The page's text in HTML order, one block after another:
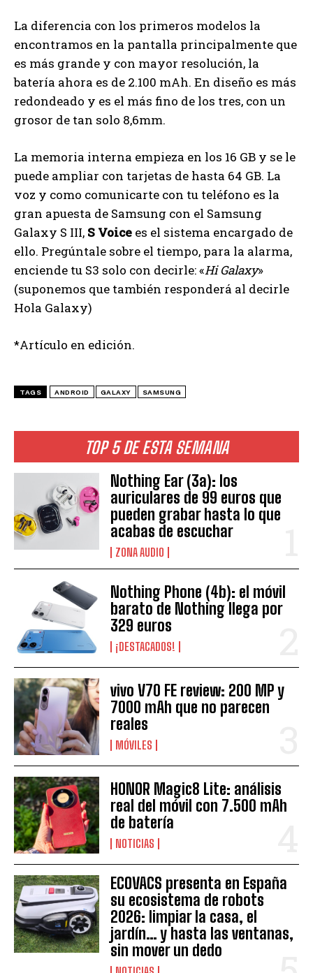
TOP 5 DE ESTA SEMANA
Nothing Ear (3a): los
auriculares de 99 euros que
pueden grabar hasta lo que
acabas de escuchar
ZONA AUDIO
Nothing Phone (4b): el móvil
barato de Nothing llega por
329 euros
¡DESTACADOS!
vivo V70 FE review: 200 MP y
7000 mAh que no parecen
reales
MÓVILES
HONOR Magic8 Lite: análisis
real del móvil con 7.500 mAh
de batería
NOTICIAS
ECOVACS presenta en España
su ecosistema de robots
2026: limpiar la casa, el
jardín… y hasta las ventanas,
sin mover un dedo
La diferencia con los primeros modelos la
encontramos en la pantalla principalmente que
es más grande y con mayor resolución, la
batería ahora es de 2.100 mAh. En diseño es más
redondeado y es el más fino de los tres, con un
grosor de tan solo 8,6mm.
La memoria interna empieza en los 16 GB y se le
puede ampliar con tarjetas de hasta 64 GB. La
voz y como comunicarte con tu teléfono es la
gran apuesta de Samsung con el Samsung
Galaxy S III, S Voice es el sistema encargado de
ello. Pregúntale sobre el tiempo, para la alarma,
enciende tu S3 solo con decirle: «Hi Galaxy»
(suponemos que también responderá al decirle
Hola Galaxy)
*Artículo en edición.
TAGS ANDROID GALAXY SAMSUNG